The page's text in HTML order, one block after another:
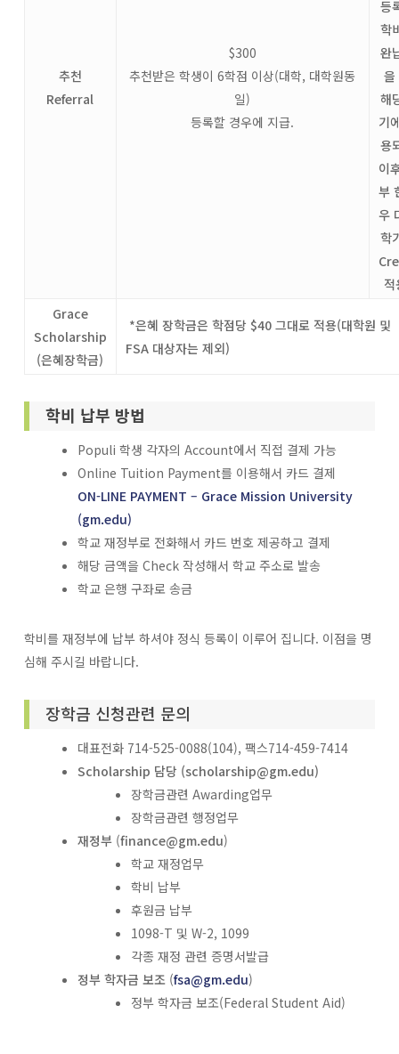
추천
Referral
$300
추천받은 학생이 6학점 이상(대학, 대학원동
일)
등록할 경우에 지급.
등
학
완
을
해
기
용
이
부
우
학
Grace
Scholarship
(은혜장학금)
*은혜 장학금은 학점당 $40 그대로 적용(대학원 및
FSA 대상자는 제외)
학비 납부 방법
Populi 학생 각자의 Account에서 직접 결제 가능
Online Tuition Payment를 이용해서 카드 결제
ON-LINE PAYMENT – Grace Mission University
(gm.edu)
학교 재정부로 전화해서 카드 번호 제공하고 결제
해당 금액을 Check 작성해서 학교 주소로 발송
학교 은행 구좌로 송금
학비를 재정부에 납부 하셔야 정식 등록이 이루어 집니다. 이점을 명
심해 주시길 바랍니다.
장학금 신청관련 문의
대표전화 714-525-0088(104), 팩스714-459-7414
Scholarship 담당 (scholarship@gm.edu)
장학금관련 Awarding업무
장학금관련 행정업무
재정부 (finance@gm.edu)
학교 재정업무
학비 납부
후원금 납부
1098-T 및 W-2, 1099
각종 재정 관련 증명서발급
정부 학자금 보조 (fsa@gm.edu)
정부 학자금 보조(Federal Student Aid)